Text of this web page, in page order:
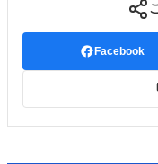
Facebook